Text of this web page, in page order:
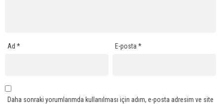
Ad * E-posta*
Daha sonraki yorumlarımda kullanılması için adım, e-posta adresim ve site